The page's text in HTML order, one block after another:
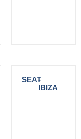
SEAT
-
IBIZA